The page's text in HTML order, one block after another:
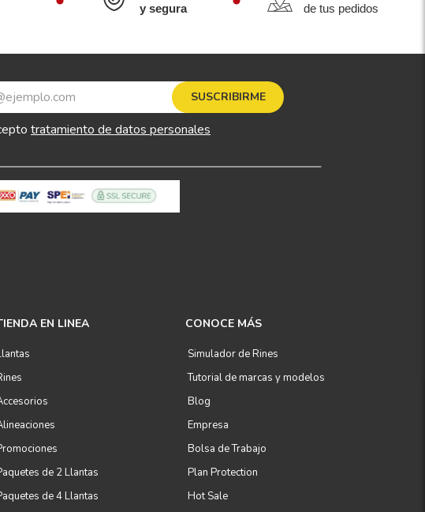
y segura
de tus pedidos
SUSCRIBIRME
tratamiento de datos personales
EN LINEA
de 2 Llantas
de 4 Llantas
CONOCE MÁS
Simulador de Rines
Tutorial de marcas y modelos
Blog
Empresa
Bolsa de Trabajo
Plan Protection
Hot Sale